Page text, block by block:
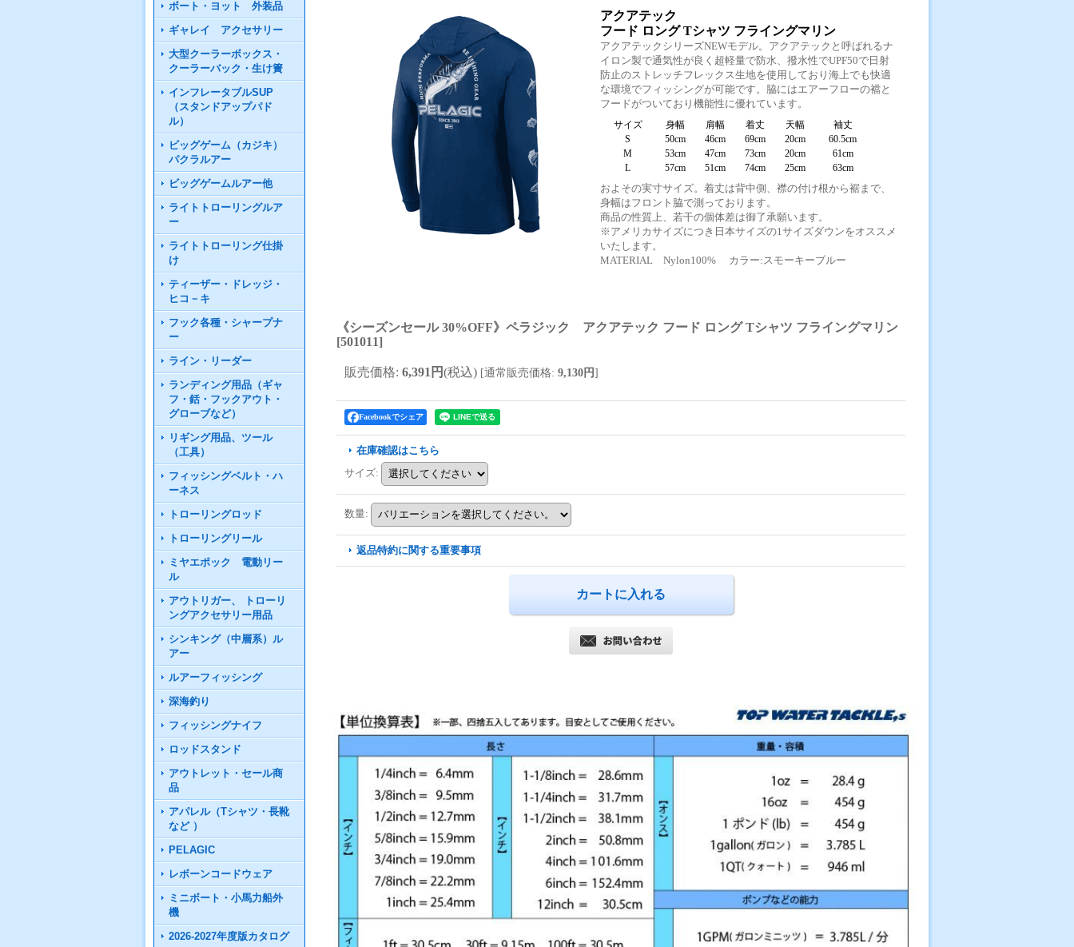
ボート・ヨット 外装品
ギャレイ アクセサリー
大型クーラーボックス・
クーラーバック・生け簀
インフレータブルSUP
（スタンドアップパド
ル）
ビッグゲーム（カジキ）
パクラルアー
ビッグゲームルアー他
ライトトローリングルア
ー
ライトトローリング仕掛
け
ティーザー・ドレッジ・
ヒコ－キ
フック各種・シャープナ
ー
ライン・リーダー
ランディング用品（ギャ
フ・銛・フックアウト・
グローブなど）
リギング用品、ツール
（工具）
フィッシングベルト・ハ
ーネス
トローリングロッド
トローリングリール
ミヤエポック 電動リー
ル
アウトリガー、 トローリ
ングアクセサリー用品
シンキング（中層系）ル
アー
ルアーフィッシング
深海釣り
フィッシングナイフ
ロッドスタンド
アウトレット・セール商
品
アパレル（Tシャツ・長靴
など ）
PELAGIC
レボーンコードウェア
ミニボート・小馬力船外
機
2026-2027年度版カタログ
アクアテック
フード ロング Tシャツ フライングマリン
アクアテックシリーズNEWモデル。アクアテックと呼ばれるナ
イロン製で通気性が良く超軽量で防水、撥水性でUPF50で日射
防止のストレッチフレックス生地を使用しており海上でも快適
な環境でフィッシングが可能です。脇にはエアーフローの襠と
フードがついており機能性に優れています。
サイズ 身幅 肩幅 着丈 天幅
袖丈
S
50cm 46cm 69cm 20cm
60.5cm
M
53cm 47cm 73cm 20cm
61cm
L
57cm 51cm 74cm 25cm 63cm
およその実寸サイズ。着丈は背中側、襟の付け根から裾まで、
身幅はフロント脇で測っております。
商品の性質上、若干の個体差は御了承願います。
※アメリカサイズにつき日本サイズの1サイズダウンをオススメ
いたします。
MATERIAL Nylon100% カラー:スモーキーブルー
《シーズンセール 30%OFF》ペラジック アクアテック フード ロング Tシャツ フライングマリン
[501011]
販売価格: 6,391円(税込) [通常販売価格: 9,130円]
Facebookでシェア
在庫確認はこちら
サイズ:
数量:
返品特約に関する重要事項